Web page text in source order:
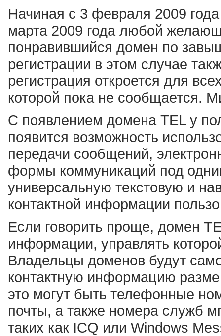
Начиная с 3 февраля 2009
марта 2009 года любой
понравившийся домен по
регистрации в этом случае
регистрация откроется для
которой пока не сообщается.
С появлением домена TEL у
появится возможность
передачи сообщений,
формы коммуникаций под
универсальную текстовую и
контактной информации
Если говорить проще, домен
информации, управлять
Владельцы доменов будут
контактную информацию
это могут быть телефонные
почты, а также номера служб
таких как ICQ или Windows